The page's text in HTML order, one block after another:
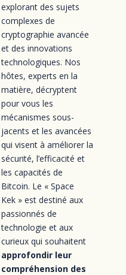
explorant des sujets
complexes de
cryptographie avancée
et des innovations
technologiques. Nos
hôtes, experts en la
matière, décryptent
pour vous les
mécanismes sous-
jacents et les avancées
qui visent à améliorer la
sécurité, l’efficacité et
les capacités de
Bitcoin. Le « Space
Kek » est destiné aux
passionnés de
technologie et aux
curieux qui souhaitent
approfondir leur
compréhension des